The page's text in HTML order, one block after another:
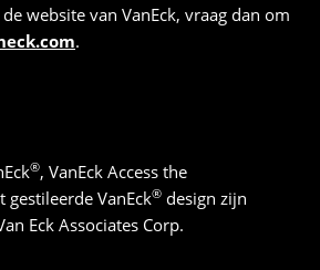
website van VanEck, vraag dan om
.
®, VanEck Access the
gestileerde VanEck® design zijn
Eck Associates Corp.